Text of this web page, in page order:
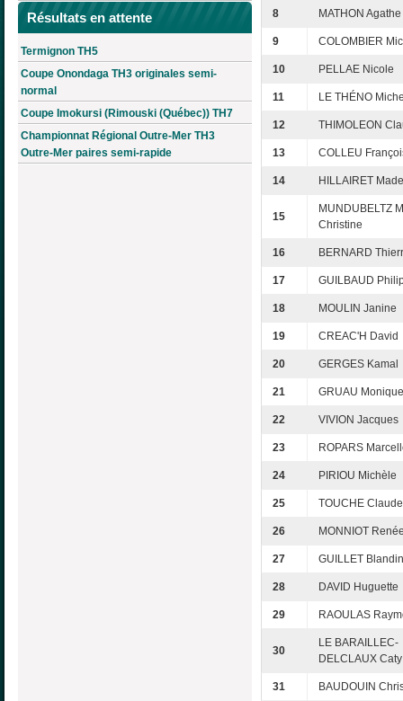
Résultats en attente
Termignon TH5
Coupe Onondaga TH3 originales semi-
normal
Coupe Imokursi (Rimouski (Québec)) TH7
Championnat Régional Outre-Mer TH3
Outre-Mer paires semi-rapide
8 MATHON Agathe
9 COLOMBIER
10 PELLAE Nicole
11 LE THÉNO
12 THIMOLEON
13 COLLEU
14 HILLAIRET
15
MUNDUBELTZ
Christine
16 BERNARD
17 GUILBAUD
18 MOULIN Janine
19 CREAC'H David
20 GERGES Kamal
21 GRUAU Monique
22 VIVION Jacques
23 ROPARS
24 PIRIOU Michèle
25 TOUCHE Claude
26 MONNIOT
27 GUILLET
28 DAVID Huguette
29 RAOULAS
30
LE BARAILLEC-
DELCLAUX Caty
31 BAUDOUIN